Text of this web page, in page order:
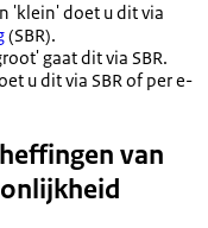
'klein' doet u dit via
(SBR).
gaat dit via SBR.
u dit via SBR of per e-
van